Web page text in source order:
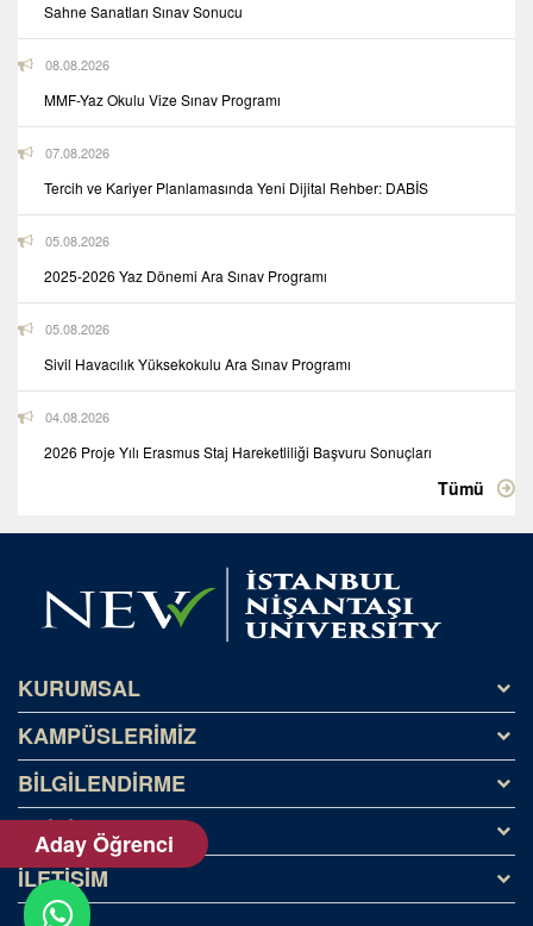
Sahne Sanatları Sınav Sonucu
08.08.2026
MMF-Yaz Okulu Vize Sınav Programı
07.08.2026
Tercih ve Kariyer Planlamasında Yeni Dijital Rehber: DABİS
05.08.2026
2025-2026 Yaz Dönemi Ara Sınav Programı
05.08.2026
Sivil Havacılık Yüksekokulu Ara Sınav Programı
04.08.2026
2026 Proje Yılı Erasmus Staj Hareketliliği Başvuru Sonuçları
Tümü
KURUMSAL
Tarihçe
Misyon ve Vizyon
Kişisel Veriler (KVKK)
KAMPÜSLERİMİZ
Kağıthane Kampüsü
NeoTech Campus
Silivri Kampüsü
BİLGİLENDİRME
Yatay Geçiş
Dikey Geçiş
Özel Yetenek
ERİŞİM
İHALELER
OBİS
İLETİŞİM
Aday Öğrenci